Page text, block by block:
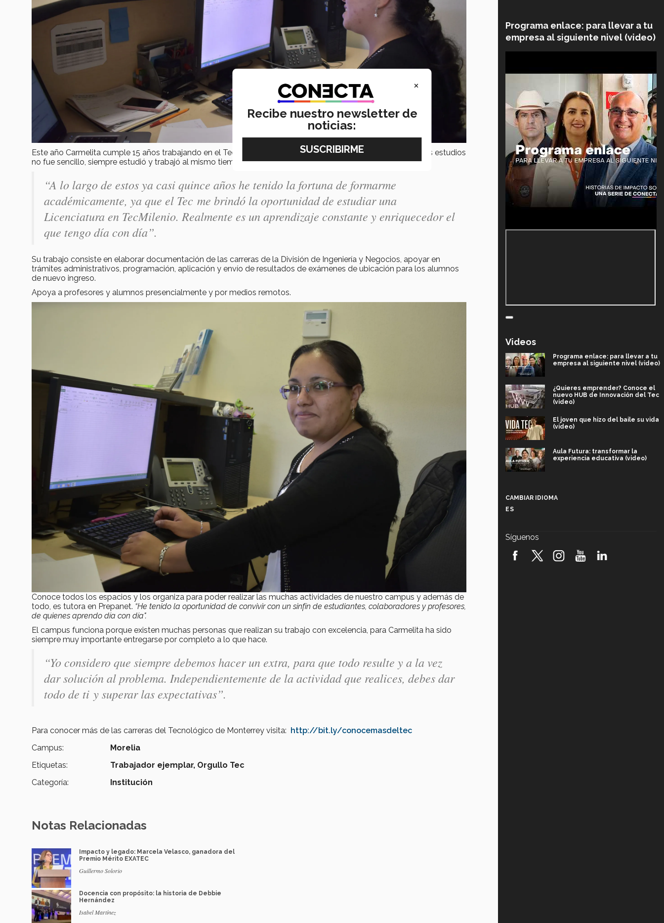
Este año Carmelita cumple 15 años trabajando en el Tec, y cuenta que eso ha cambiado su vida. Continuar sus estudios
no fue sencillo, siempre estudió y trabajó al mismo tiempo.
“A lo largo de estos ya casi quince años he tenido la fortuna de formarme
académicamente, ya que el Tec me brindó la oportunidad de estudiar una
Licenciatura en TecMilenio. Realmente es un aprendizaje constante y enriquecedor el
que tengo día con día”.
Su trabajo consiste en elaborar documentación de las carreras de la División de Ingeniería y Negocios, apoyar en
trámites administrativos, programación, aplicación y envío de resultados de exámenes de ubicación para los alumnos
de nuevo ingreso.
Apoya a profesores y alumnos presencialmente y por medios remotos.
Conoce todos los espacios y los organiza para poder realizar las muchas actividades de nuestro campus y además de
todo, es tutora en Prepanet. “He tenido la oportunidad de convivir con un sinfín de estudiantes, colaboradores y profesores,
de quienes aprendo día con día".
El campus funciona porque existen muchas personas que realizan su trabajo con excelencia, para Carmelita ha sido
siempre muy importante entregarse por completo a lo que hace.
“Yo considero que siempre debemos hacer un extra, para que todo resulte y a la vez
dar solución al problema. Independientemente de la actividad que realices, debes dar
todo de ti y superar las expectativas”.
Para conocer más de las carreras del Tecnológico de Monterrey visita: http://bit.ly/conocemasdeltec
Campus:
Morelia
Etiquetas:
Trabajador ejemplar, Orgullo Tec
Categoría:
Institución
Notas Relacionadas
Impacto y legado: Marcela Velasco, ganadora del
Premio Mérito EXATEC
Guillermo Solorio
Docencia con propósito: la historia de Debbie
Hernández
Isabel Martínez
Programa enlace: para llevar a tu
empresa al siguiente nivel (video)
Videos
Programa enlace: para llevar a tu
empresa al siguiente nivel (video)
¿Quieres emprender? Conoce el
nuevo HUB de Innovación del Tec
(video)
El joven que hizo del baile su vida
(video)
Aula Futura: transformar la
experiencia educativa (video)
robótica FIRST 2026! (video)
CAMBIAR IDIOMA
ES
Síguenos
×
Recibe nuestro newsletter de
noticias: